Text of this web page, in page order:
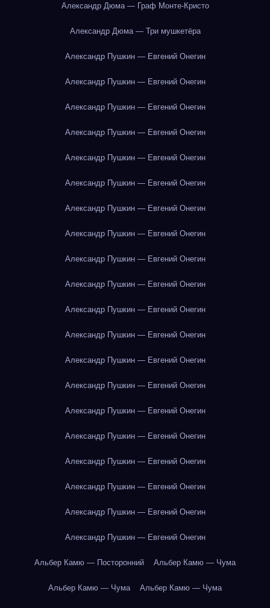
Александр Дюма — Граф Монте-Кристо
Александр Дюма — Три мушкетёра
Александр Пушкин — Евгений Онегин
Александр Пушкин — Евгений Онегин
Александр Пушкин — Евгений Онегин
Александр Пушкин — Евгений Онегин
Александр Пушкин — Евгений Онегин
Александр Пушкин — Евгений Онегин
Александр Пушкин — Евгений Онегин
Александр Пушкин — Евгений Онегин
Александр Пушкин — Евгений Онегин
Александр Пушкин — Евгений Онегин
Александр Пушкин — Евгений Онегин
Александр Пушкин — Евгений Онегин
Александр Пушкин — Евгений Онегин
Александр Пушкин — Евгений Онегин
Александр Пушкин — Евгений Онегин
Александр Пушкин — Евгений Онегин
Александр Пушкин — Евгений Онегин
Александр Пушкин — Евгений Онегин
Александр Пушкин — Евгений Онегин
Александр Пушкин — Евгений Онегин
Альбер Камю — Посторонний Альбер Камю — Чума
Альбер Камю — Чума Альбер Камю — Чума